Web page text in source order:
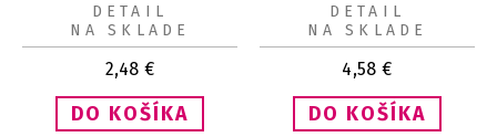
2,48 €
DETAIL
NA SKLADE
4,58 €
DETAIL
NA SKLADE